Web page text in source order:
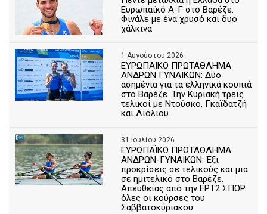
Ευρωπαϊκό Α-Γ στο Βαρέζε.
Φινάλε με ένα χρυσό και δυο
χάλκινα
1 Αυγούστου 2026
ΕΥΡΩΠΑΪΚΟ ΠΡΩΤΑΘΛΗΜΑ
ΑΝΔΡΩΝ ΓΥΝΑΙΚΩΝ: Δύο
ασημένια για τα ελληνικά κουπιά
στο Βαρέζε .Την Κυριακή τρεις
τελικοί με Ντούσκο, Γκαϊδατζή
και Λιόλιου.
31 Ιουλίου 2026
ΕΥΡΩΠΑΪΚΟ ΠΡΩΤΑΘΛΗΜΑ
ΑΝΔΡΩΝ-ΓΥΝΑΙΚΩΝ: Έξι
προκρίσεις σε τελικούς και μια
σε ημιτελικό στο Βαρέζε.
Απευθείας από την ΕΡΤ2 ΣΠΟΡ
όλες οι κούρσες του
Σαββατοκύριακου